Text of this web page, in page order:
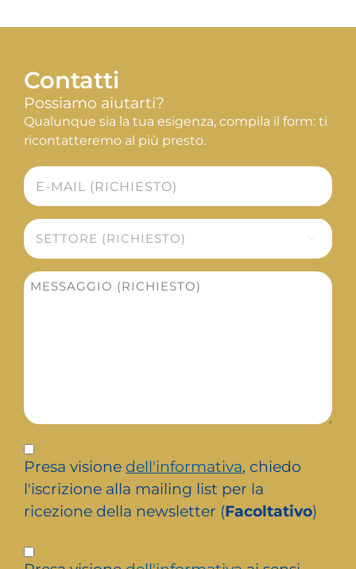
Contatti
Possiamo aiutarti?
Qualunque sia la tua esigenza, compila il form: ti
ricontatteremo al più presto.
E-
mail
Settore
*

Messaggio
Iscrizione
newsletter
Presa visione dell'informativa, chiedo
l'iscrizione alla mailing list per la
ricezione della newsletter (Facoltativo)
Privacy